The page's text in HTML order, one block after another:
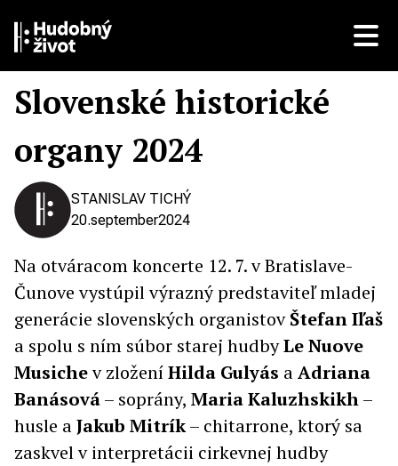
Slovenské historické
organy 2024
STANISLAV TICHÝ
20.september2024
Na otváracom koncerte 12. 7. v Bratislave-
Čunove vystúpil výrazný predstaviteľ mladej
generácie slovenských organistovŠtefan Iľaš
a spolu s ním súbor starej hudbyLe Nuove
Musichev zloženíHilda Gulyás aAdriana
Banásová– soprány, Maria Kaluzhskikh–
husle aJakub Mitrík– chitarrone, ktorý sa
zaskvel v interpretácii cirkevnej hudby